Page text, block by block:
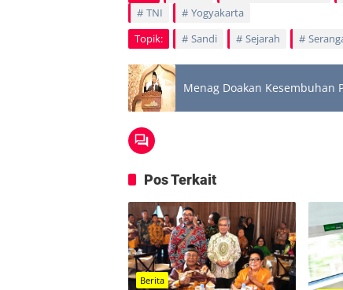
TNI
Yogyakarta
Topik:
Sandi Sejarah
Menag Doakan Kesembuhan
Pos Terkait
Berita